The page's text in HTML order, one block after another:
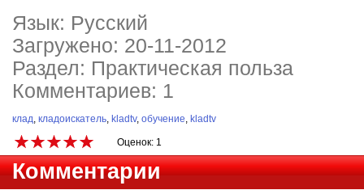
Язык: Русский
Загружено: 20-11-2012
Раздел: Практическая польза
Комментариев: 1
клад, кладоискатель, kladtv, обучение, kladtv
Оценок: 1
Комментарии